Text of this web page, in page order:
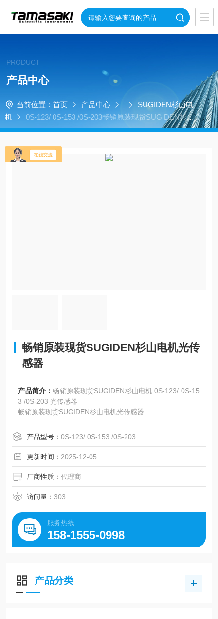
PRODUCT
产品中心
当前位置： 首页 产品中心
SUGIDEN杉山电
机
0S-123/ 0S-153 /0S-203畅销原装现货SUGIDEN杉山
电机光传感器
畅销原装现货SUGIDEN杉山电机光传
感器
产品简介：畅销原装现货SUGIDEN杉山电机 0S-123/ 0S-15
3 /0S-203 光传感器
畅销原装现货SUGIDEN杉山电机光传感器
产品型号：0S-123/ 0S-153 /0S-203
更新时间： 2025-12-05
厂商性质：代理商
访问量：303
服务热线
158-1555-0998
产品分类